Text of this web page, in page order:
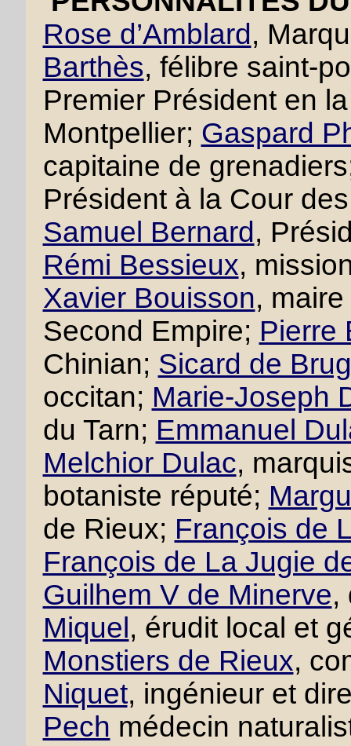
Rose d’Amblard ,
Barthès, félibre saint-
Premier Président en
Montpellier; Gaspard
capitaine de
Président à la Cour
Samuel Bernard ,
Rémi Bessieux,
Xavier Bouisson,
Second Empire; Pierre
Chinian; Sicard de
occitan; Marie-Joseph
du Tarn; Emmanuel
Melchior Dulac,
botaniste réputé;
de Rieux; François de
François de La Jugie
Guilhem V de Minerve,
Miquel , érudit local et
Monstiers de Rieux,
Niquet, ingénieur et
Pech médecin